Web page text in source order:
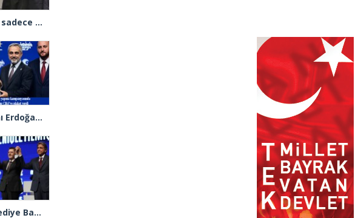
AK Parti rozeti sadece yakaya mı takıldı, yoksa gönüle takılmadı mı?
Cumhurbaşkanı Erdoğan 2.’cilik plaketi verdiği Burak Çifci’den Ataşehir seçimlerini kazanma sözünü aldı
Çekmeköy Belediye Başkanı Orhan Çerkez AK Parti’ye katıldı